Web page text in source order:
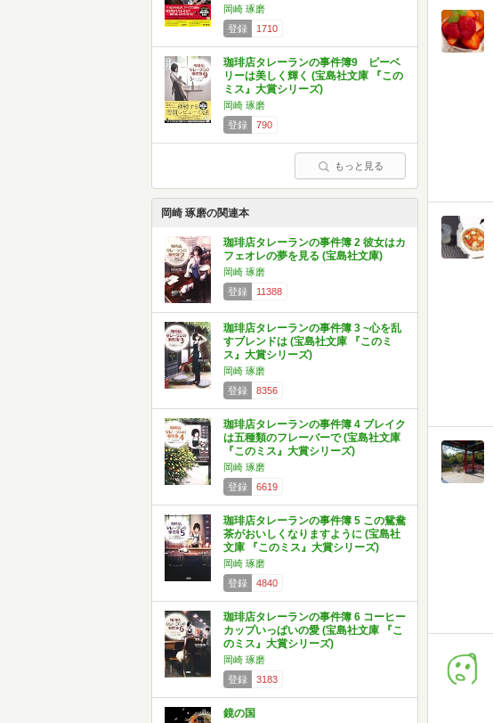
岡崎 琢磨
登録
1710
珈琲店タレーランの事件簿9 ピーベ
リーは美しく輝く (宝島社文庫 『この
ミス』大賞シリーズ)
岡崎 琢磨
登録
790
もっと見る
岡崎 琢磨の関連本
珈琲店タレーランの事件簿 2 彼女はカ
フェオレの夢を見る (宝島社文庫)
岡崎 琢磨
登録
11388
珈琲店タレーランの事件簿 3 ~心を乱
すブレンドは (宝島社文庫 『このミ
ス』大賞シリーズ)
岡崎 琢磨
登録
8356
珈琲店タレーランの事件簿 4 ブレイク
は五種類のフレーバーで (宝島社文庫
『このミス』大賞シリーズ)
岡崎 琢磨
登録
6619
珈琲店タレーランの事件簿 5 この鴛鴦
茶がおいしくなりますように (宝島社
文庫 『このミス』大賞シリーズ)
岡崎 琢磨
登録
4840
珈琲店タレーランの事件簿 6 コーヒー
カップいっぱいの愛 (宝島社文庫 『こ
のミス』大賞シリーズ)
岡崎 琢磨
登録
3183
鏡の国